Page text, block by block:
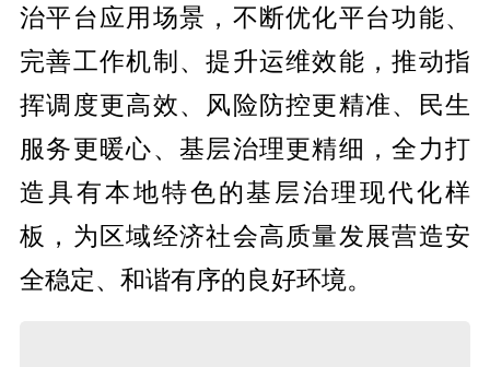
治平台应用场景，不断优化平台功能、
完善工作机制、提升运维效能，推动指
挥调度更高效、风险防控更精准、民生
服务更暖心、基层治理更精细，全力打
造具有本地特色的基层治理现代化样
板，为区域经济社会高质量发展营造安
全稳定、和谐有序的良好环境。